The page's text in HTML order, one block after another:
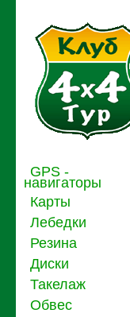
GPS -
навигаторы
Карты
Лебедки
Резина
Диски
Такелаж
Обвес